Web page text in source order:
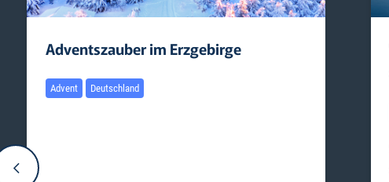
Adventszauber im Erzgebirge
Advent Deutschland